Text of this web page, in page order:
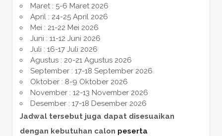
Maret : 5-6 Maret 2026
April : 24-25 April 2026
Mei : 21-22 Mei 2026
Juni : 11-12 Juni 2026
Juli : 16-17 Juli 2026
Agustus : 20-21 Agustus 2026
September : 17-18 September 2026
Oktober : 8-9 Oktober 2026
November : 12-13 November 2026
Desember : 17-18 Desember 2026
Jadwal tersebut juga dapat disesuaikan
dengan kebutuhan calon peserta